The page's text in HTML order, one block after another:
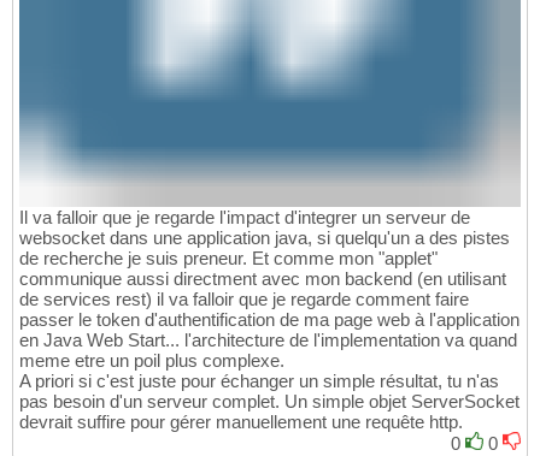
Il va falloir que je regarde l'impact d'integrer un serveur de
websocket dans une application java, si quelqu'un a des pistes
de recherche je suis preneur. Et comme mon "applet"
communique aussi directment avec mon backend (en utilisant
de services rest) il va falloir que je regarde comment faire
passer le token d'authentification de ma page web à l'application
en Java Web Start... l'architecture de l'implementation va quand
meme etre un poil plus complexe.
A priori si c'est juste pour échanger un simple résultat, tu n'as
pas besoin d'un serveur complet. Un simple objet ServerSocket
devrait suffire pour gérer manuellement une requête http.
0
0